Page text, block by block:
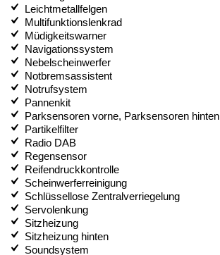
Leichtmetallfelgen
Multifunktionslenkrad
Müdigkeitswarner
Navigationssystem
Nebelscheinwerfer
Notbremsassistent
Notrufsystem
Pannenkit
Parksensoren vorne, Parksensoren
Partikelfilter
Radio DAB
Regensensor
Reifendruckkontrolle
Scheinwerferreinigung
Schlüssellose Zentralverriegelung
Servolenkung
Sitzheizung
Sitzheizung hinten
Soundsystem